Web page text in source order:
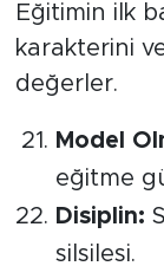
​Eğitimin ilk
karakterini
değerler.
Model
eğitme
Disiplin:
silsilesi.